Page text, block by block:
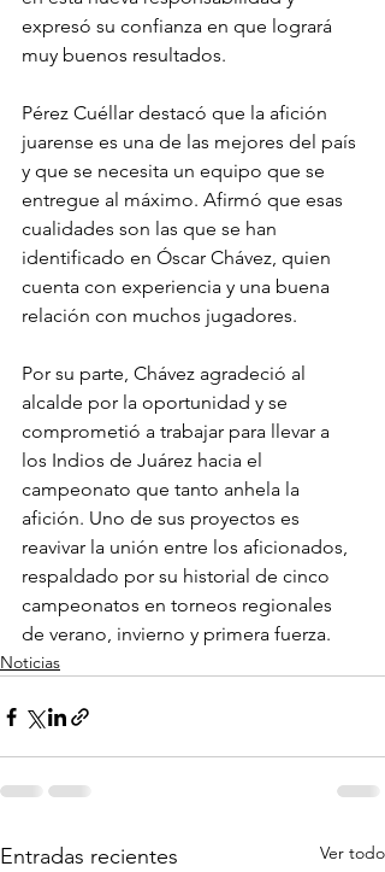
expresó su confianza en que logrará
muy buenos resultados.
Pérez Cuéllar destacó que la afición
juarense es una de las mejores del país
y que se necesita un equipo que se
entregue al máximo. Afirmó que esas
cualidades son las que se han
identificado en Óscar Chávez, quien
cuenta con experiencia y una buena
relación con muchos jugadores.
Por su parte, Chávez agradeció al
alcalde por la oportunidad y se
comprometió a trabajar para llevar a
los Indios de Juárez hacia el
campeonato que tanto anhela la
afición. Uno de sus proyectos es
reavivar la unión entre los aficionados,
respaldado por su historial de cinco
campeonatos en torneos regionales
de verano, invierno y primera fuerza.
Noticias
Entradas recientes Ver todo